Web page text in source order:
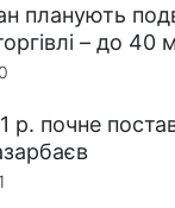
планують
– до 40
р. почне